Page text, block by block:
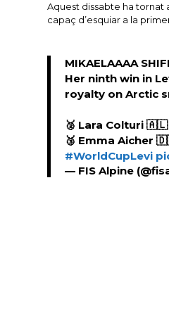
Aquest dissabte ha tornat
capaç d’esquiar a la
MIKAELAAAA
Her ninth win in
royalty on Arctic
🥈 Lara Colturi 🇦🇱
🥉 Emma Aicher
#WorldCupLevi
— FIS Alpine